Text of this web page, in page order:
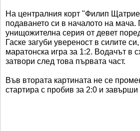
На централния корт "Филип
подаването си в началото на мача.
унищожителна серия от девет
Гаске загуби увереност в силите
маратонска игра за 1:2. Водачът в
затвори след това първата част.
Във втората картината не се
стартира с пробив за 2:0 и